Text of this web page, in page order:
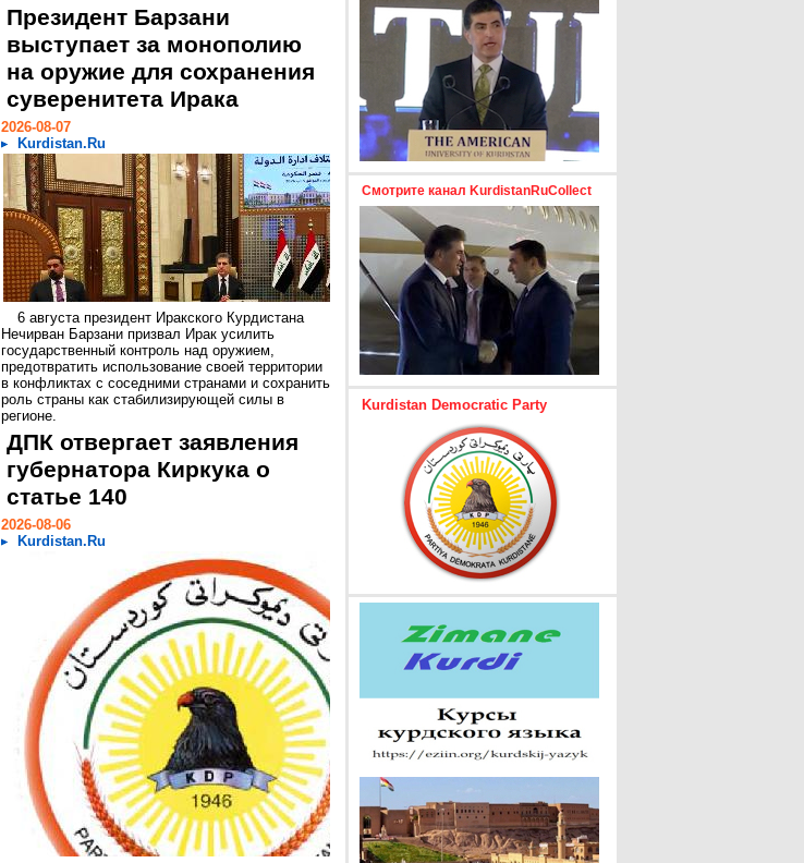
Президент Барзани
выступает за монополию
на оружие для сохранения
суверенитета Ирака
2026-08-07
Kurdistan.Ru
6 августа президент Иракского Курдистана
Нечирван Барзани призвал Ирак усилить
государственный контроль над оружием,
предотвратить использование своей территории
в конфликтах с соседними странами и сохранить
роль страны как стабилизирующей силы в
регионе.
ДПК отвергает заявления
губернатора Киркука о
статье 140
2026-08-06
Kurdistan.Ru
Смотрите канал KurdistanRuCollect
Kurdistan Democratic Party